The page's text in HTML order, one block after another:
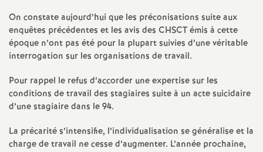
s
d
e
S
On constate aujourd’hui que les préconisations suite aux
enquêtes précédentes et les avis des CHSCTémis à cette
époque n’ont pas été pour la plupart suivies d’une véritable
interrogation sur les organisations de travail.
Pour rappel le refus d’accorder une expertise sur les
conditions de travail des stagiaires suite à un acte suicidaire
d’une stagiaire dans le 94.
La précarité s’intensifie, l’individualisation se généralise et la
charge de travail ne cesse d’augmenter. L’année prochaine,